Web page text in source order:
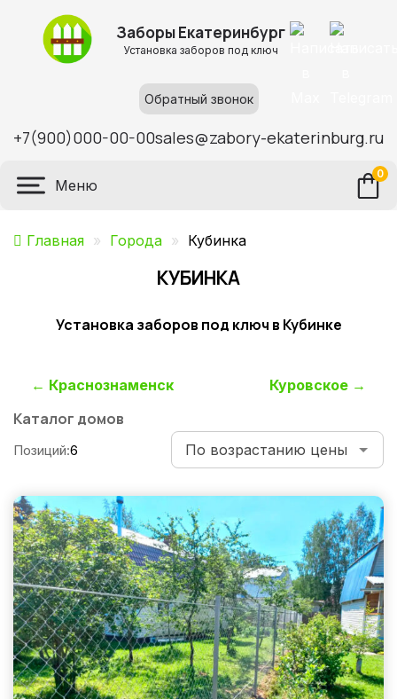
Заборы Екатеринбург
Установка заборов под ключ
Обратный звонок
+7(900)000-00-00sales@zabory-ekaterinburg.ru
Меню
0
Главная » Города » Кубинка
КУБИНКА
Установка заборов под ключ в Кубинке
Навигация
по
← Краснознаменск Куровское →
Каталог домов
Позиций:6